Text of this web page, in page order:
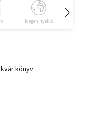
Idegen nyelvű
könyv